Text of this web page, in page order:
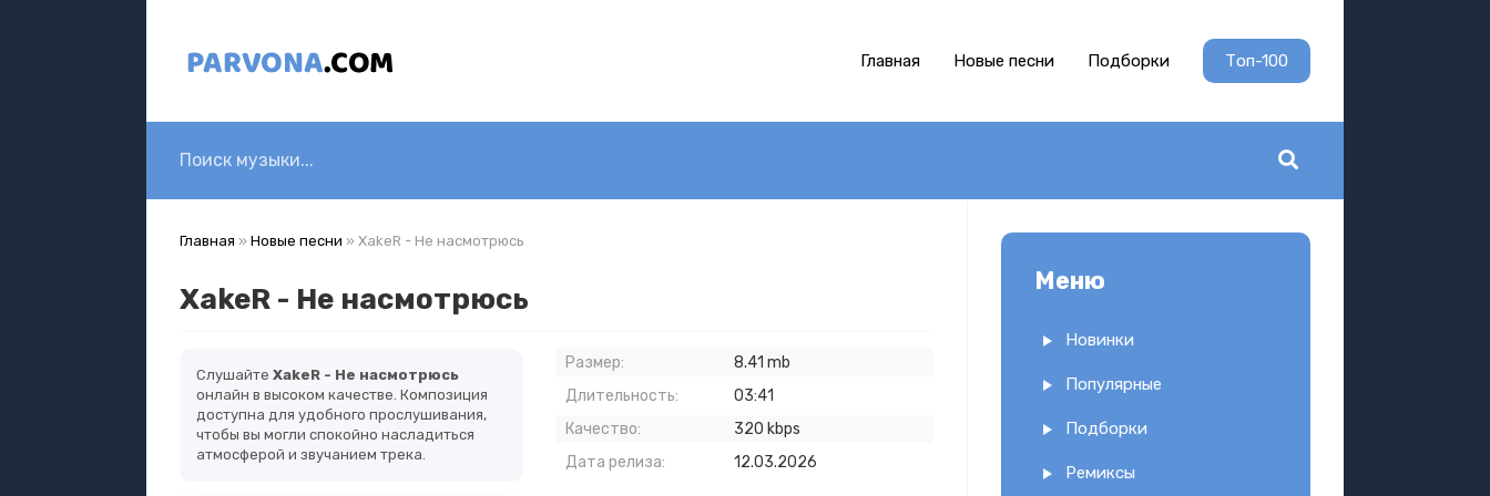
Главная Новые песни Подборки Топ-100
Главная » Новые песни » XakeR - Не насмотрюсь
XakeR - Не насмотрюсь
Слушайте XakeR - Не насмотрюсь
онлайн в высоком качестве. Композиция
доступна для удобного прослушивания,
чтобы вы могли спокойно насладиться
атмосферой и звучанием трека.
Размер:
8.41 mb
Длительность:
03:41
Качество:
320 kbps
Дата релиза:
12.03.2026
Меню
Новинки
Популярные
Подборки
Ремиксы